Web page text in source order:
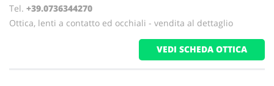
Tel. +39.0736344270
Ottica, lenti a contatto ed occhiali - vendita al dettaglio
VEDI SCHEDA OTTICA